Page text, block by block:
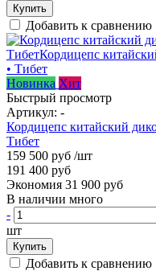
Купить
Добавить к сравнению
Новинка Хит
Быстрый просмотр
Артикул: -
Кордицепс китайский
Тибет
159 500 руб /шт
191 400 руб
Экономия 31 900 руб
В наличии много
-
шт
Купить
Добавить к сравнению